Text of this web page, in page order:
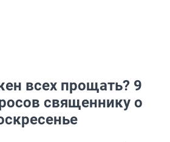
всех прощать? 9
священнику о